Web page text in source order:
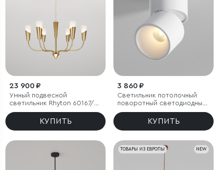
23 900 ₽
Умный подвесной
светильник Rhyton 60167/6
латунь
КУПИТЬ
3 860 ₽
Светильник потолочный
поворотный светодиодный
Rolly 9W 3000K белый
КУПИТЬ
NEW
ТОВАРЫ ИЗ ЕВРОПЫ